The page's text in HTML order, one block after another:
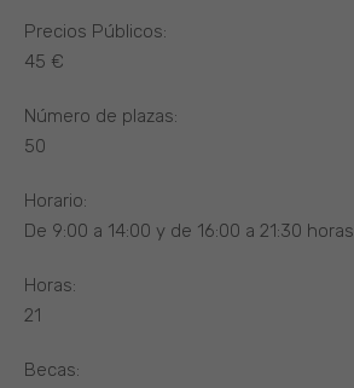
Precios Públicos:
45 €
Número de plazas:
50
Horario:
De 9:00 a 14:00 y de 16:00 a 21:30 horas
Horas:
21
Becas: